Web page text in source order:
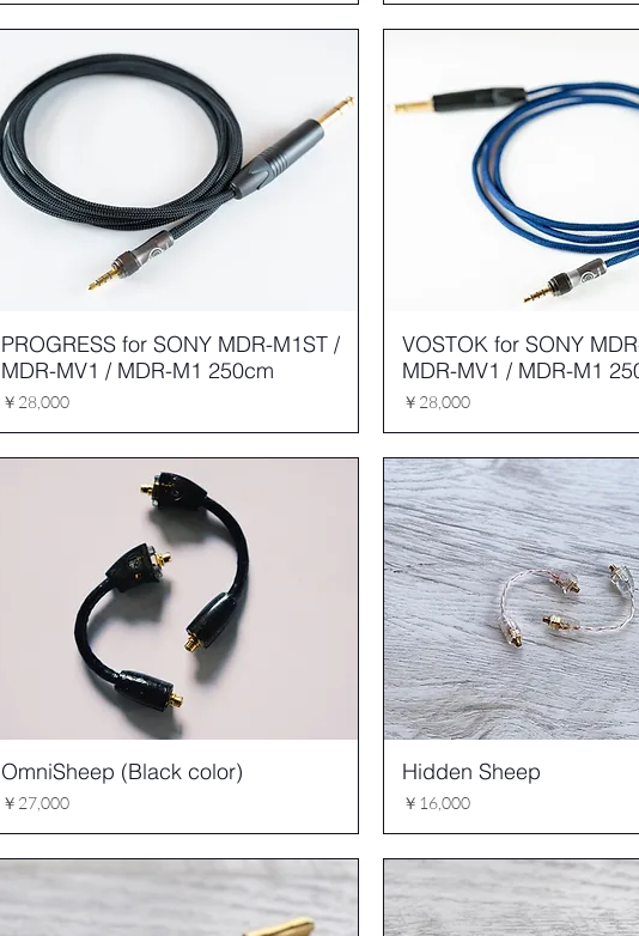
PROGRESS for SONY MDR-M1ST /
MDR-MV1 / MDR-M1 250cm
価格
￥28,000
VOSTOK for SONY
MDR-MV1 / MDR-M1
価格
￥28,000
OmniSheep (Black color)
価格
￥27,000
Hidden Sheep
価格
￥16,000